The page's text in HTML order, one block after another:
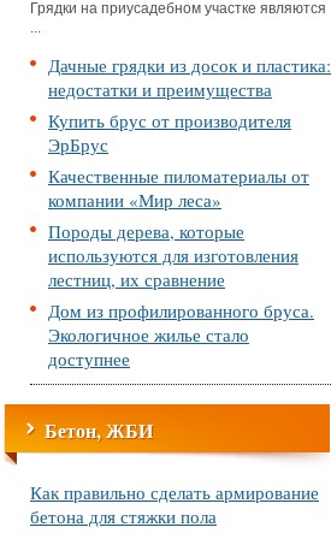
Грядки на приусадебном участке являются
...
Дачные грядки из досок и пластика:
недостатки и преимущества
Купить брус от производителя
ЭрБрус
Качественные пиломатериалы от
компании «Мир леса»
Породы дерева, которые
используются для изготовления
лестниц, их сравнение
Дом из профилированного бруса.
Экологичное жилье стало
доступнее
Бетон, ЖБИ
Как правильно сделать армирование
бетона для стяжки пола